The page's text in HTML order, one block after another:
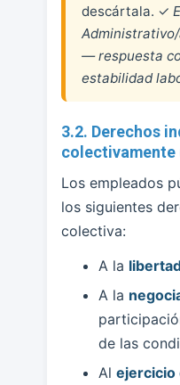
descártala. ✓
— respuesta
estabilidad
3.2. Derechos
colectivamente
Los empleados
los siguientes
colectiva:
A la
A la
de las
Alejercicio